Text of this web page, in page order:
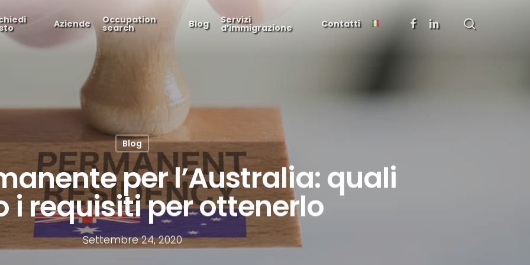
Aziende Occupation
search Blog Servizi
d’immigrazione Contatti facebooklinkedin search
Blog
per l’Australia: quali
i requisiti per ottenerlo
Settembre 24, 2020